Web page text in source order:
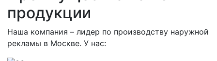
продукции
Наша компания – лидер по производству наружной
рекламы в Москве. У нас: